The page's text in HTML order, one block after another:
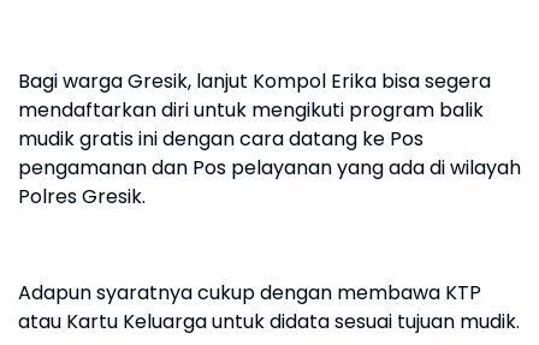
Bagi warga Gresik, lanjut Kompol Erika bisa segera
mendaftarkan diri untuk mengikuti program balik
mudik gratis ini dengan cara datang ke Pos
pengamanan dan Pos pelayanan yang ada di wilayah
Polres Gresik.
Adapun syaratnya cukup dengan membawa KTP
atau Kartu Keluarga untuk didata sesuai tujuan mudik.